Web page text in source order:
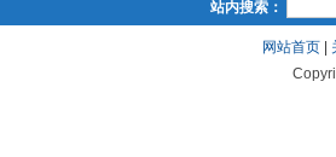
站内搜索：
网站首页